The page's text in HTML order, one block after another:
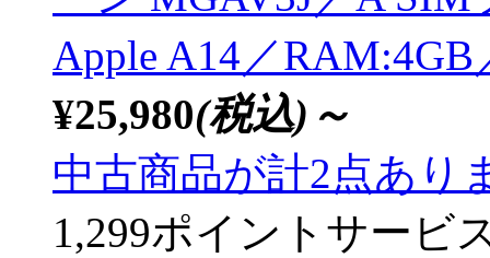
Apple A14／
¥25,980(税込)～
中古商品が計2点あり
1,299ポイントサービ